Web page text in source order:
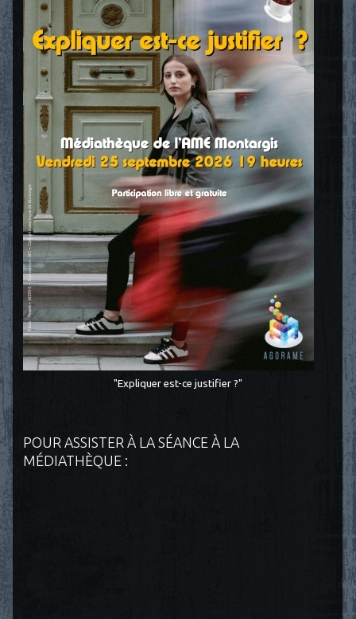
"Expliquer est-ce justifier ?"
POUR ASSISTER À LA SÉANCE À LA
MÉDIATHÈQUE :